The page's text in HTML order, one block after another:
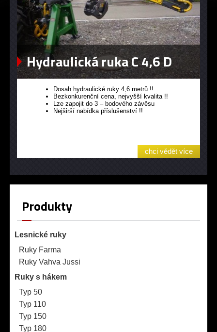
Hydraulická ruka C 4,6 D
Dosah hydraulické ruky 4,6 metrů !!
Bezkonkurenční cena, nejvyšší kvalita !!
Lze zapojit do 3 – bodového závěsu
Nejširší nabídka příslušenství !!
chci vědět více
Produkty
Lesnické ruky
Ruky Farma
Ruky Vahva Jussi
Ruky s hákem
Typ 50
Typ 110
Typ 150
Typ 180